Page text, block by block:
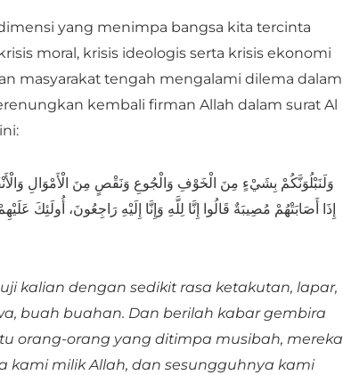
yang menimpa bangsa kita tercinta
moral, krisis ideologis serta krisis ekonomi
masyarakat tengah mengalami dilema dalam
kembali firman Allah dalam surat Al
وَلَنَبْلُوَنَّكُمْ بِشَيْءٍ مِنَ الْخَوْفِ وَالْجُوعِ وَنَقْصٍ مِنَ الْأَمْوَالِ
إِذَا أَصَابَتْهُمْ مُصِيبَةٌ قَالُوا إِنَّا لِلَّهِ وَإِنَّا إِلَيْهِ رَاجِعُونَ،
kalian dengan sedikit rasa ketakutan, lapar,
buah buahan. Dan berilah kabar gembira
orang-orang yang ditimpa musibah, mereka
kami milik Allah, dan sesungguhnya kami